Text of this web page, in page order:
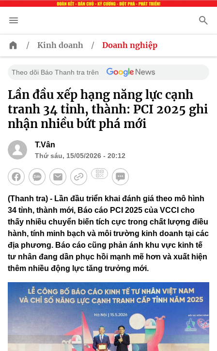
/ Kinh doanh / Doanh nghiệp
Theo dõi Báo Thanh tra trên
Lần đầu xếp hạng năng lực cạnh
tranh 34 tỉnh, thành: PCI 2025 ghi
nhận nhiều bứt phá mới
T.Vân
Thứ sáu, 15/05/2026 - 20:12
(Thanh tra) - Lần đầu triển khai đánh giá theo mô hình
34 tỉnh, thành mới, Báo cáo PCI 2025 của VCCI cho
thấy nhiều chuyển biến tích cực trong chất lượng điều
hành, tính minh bạch và môi trường kinh doanh tại các
địa phương. Báo cáo cũng phản ánh khu vực kinh tế
tư nhân đang dần phục hồi mạnh mẽ hơn và xuất hiện
thêm nhiều động lực tăng trưởng mới.